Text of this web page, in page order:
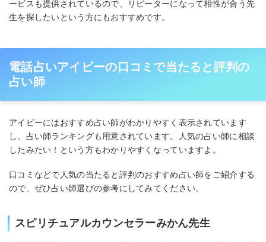
ービスも提供されているので、リピーターになって相性が合う先
生を探したいという方にもおすすめです。
電話占いアイビーの口コミで当たると評判の
占い師
アイビーにはおすすめ占い師がわかりやすく表示されています
し、占い師ランキングも用意されています。人気の占い師に相談
したみたい！という方もわかりやすくなっていますよ。
口コミなどで人気の当たると評判のおすすめ占い師をご紹介する
ので、ぜひ占い師選びの参考にしてみてください。
スピリチュアルカウンセラーみかん先生